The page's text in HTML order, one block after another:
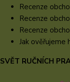
Recenze
Recenze
Recenze
Jak ověřujeme
SVĚT RUČNÍCH